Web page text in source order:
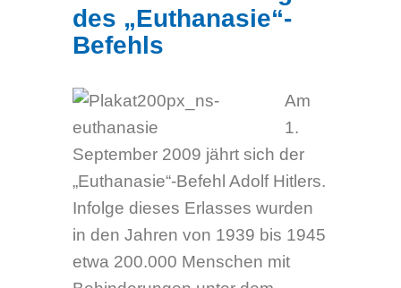
Am
„Euthanasie“-Befehl Adolf Hitlers.
Infolge dieses Erlasses wurden
in den Jahren von 1939 bis 1945
etwa 200.000 Menschen mit
Behinderungen unter dem
Vorwand der „Euthanasie“
getötet. Bereits seit 1934 wurden